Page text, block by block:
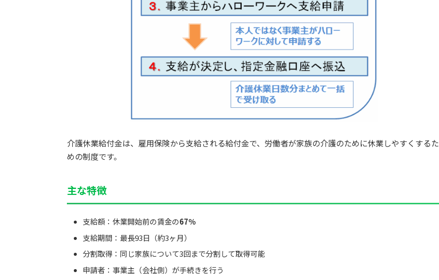
介護休業給付金は、雇用保険から支給される給付金で、労働者が家族の介護のために休業しやすくするた
めの制度です。
主な特徴
支給額：休業開始前の賃金の67％
支給期間：最長93日（約3ヶ月）
分割取得：同じ家族について3回まで分割して取得可能
申請者：事業主（会社側）が手続きを行う